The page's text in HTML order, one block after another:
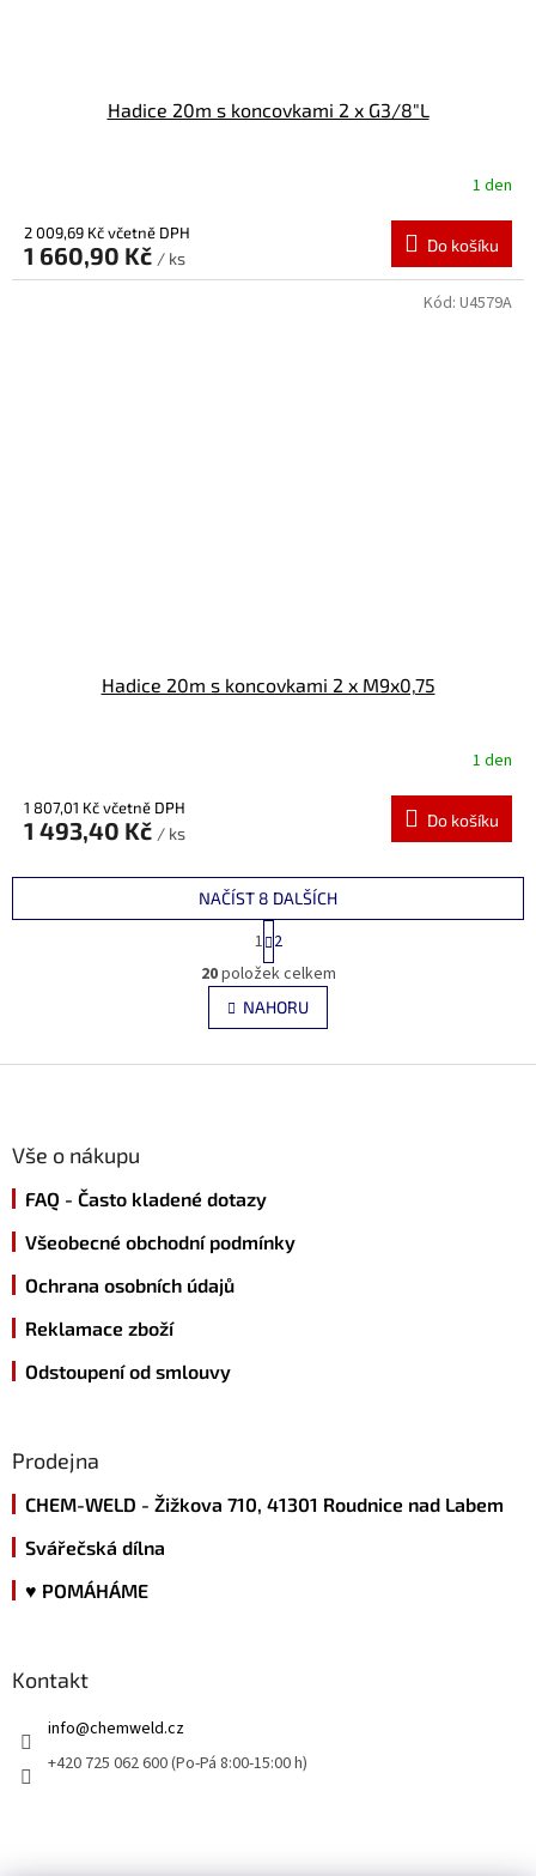
Hadice 20m s koncovkami 2 x G3/8"L
1 den
2 009,69 Kč včetně DPH
1 660,90 Kč / ks
Do košíku
Hadice 20m s koncovkami 2 x M9x0,75
1 den
1 807,01 Kč včetně DPH
1 493,40 Kč / ks
Do košíku
Kód: U4579A
O
v
l
á
y
v
NAČÍST 8 DALŠÍCH
t
r
á
n
k
v
1 2
20položek celkem
NAHORU
Vše o nákupu
FAQ - Často kladené dotazy
Všeobecné obchodní podmínky
Ochrana osobních údajů
Reklamace zboží
Odstoupení od smlouvy
Prodejna
CHEM-WELD - Žižkova 710, 41301 Roudnice nad Labem
Svářečská dílna
♥ POMÁHÁME
Kontakt
info@chemweld.cz
+420 725 062 600 (Po-Pá 8:00-15:00 h)